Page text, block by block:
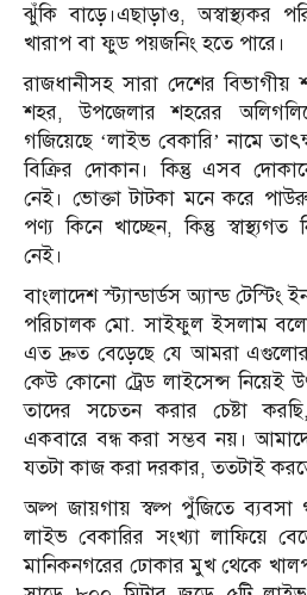
ঝুঁকি বাড়ে।এছাড়াও, অস্বাস্থ্যকর
খারাপ বা ফুড পয়জনিং হতে পারে।
রাজধানীসহ সারা দেশের
শহর, উপজেলার শহরের
গজিয়েছে ‘লাইভ বেকারি’ নামে
বিক্রির দোকান। কিন্তু এসব
নেই। ভোক্তা টাটকা মনে করে
পণ্য কিনে খাচ্ছেন, কিন্তু
নেই।
বাংলাদেশ স্ট্যান্ডার্ডস অ্যান্ড
পরিচালক মো. সাইফুল ইসলাম
এত দ্রুত বেড়েছে যে আমরা এগুলোর
কেউ কোনো ট্রেড লাইসেন্স
তাদের সচেতন করার চেষ্টা
একবারে বন্ধ করা সম্ভব নয়।
যতটা কাজ করা দরকার, ততটাই
অল্প জায়গায় স্বল্প পুঁজিতে ব্যবসা
লাইভ বেকারির সংখ্যা লাফিয়ে
মানিকনগরের ঢোকার মুখ থেকে